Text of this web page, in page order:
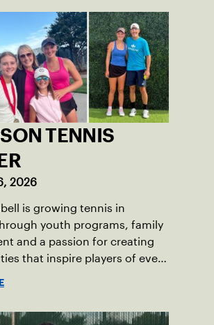
TENNIS
2026
is growing tennis in
youth programs, family
and a passion for creating
that inspire players of every